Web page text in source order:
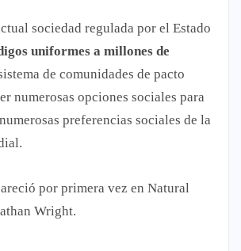
sociedad regulada por el Estado
uniformes a millones de
de comunidades de pacto
numerosas opciones sociales para
preferencias sociales de la
por primera vez en Natural
Wright.